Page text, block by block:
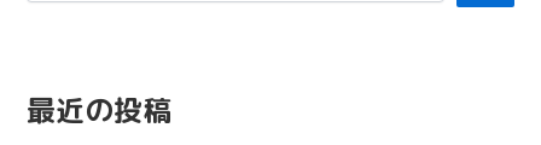
最近の投稿